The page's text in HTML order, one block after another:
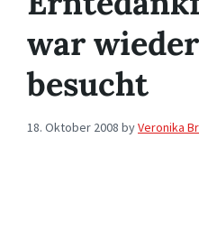
war
besucht
18. Oktober 2008 byVeronika